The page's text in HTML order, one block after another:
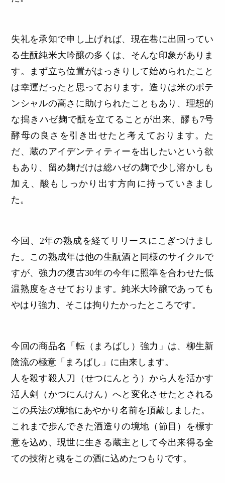
失礼を承知で申し上げれば、現在巷に出回ってい
る生酛純米大吟醸の多くは、そんな印象がありま
す。まず立ち位置がはっきりして始められたこと
は幸運だったと思っております。造りは米のポテ
ンシャルの高さに助けられたこともあり、理想的
な搗きハゼ麹で酛を立てることが出来、醪も7号
酵母の良さを引き出せたと考えております。た
だ、蔵のアイデンティティーを出したいという欲
もあり、留め麹だけは総ハゼの麹で少し溶かしも
加え、酸もしっかり出す方向に持っていきまし
た。
今回、2年の熟成を経てリリースにこぎつけまし
た。この熟成年は他の生酛酒と同様のサイクルで
すが、強力の復古30年の今年に照準を合わせた低
温熟度をさせております。純米大吟醸であっても
やはり強力、そこは拘りたかったところです。
今回の商品名「転（まろばし）強力」は、柳生新
陰流の極意「まろばし」に由来します。
人を殺す殺人刀（せつにんとう）から人を活かす
活人剣（かつにんけん）へと変化させたとされる
この兵法の境地にあやかり名前を頂戴しました。
これまで歩んできた酒造りの境地（節目）を標す
意を込め、現世に生きる蔵主として今出来得る全
ての技術と魂をこの酒に込めたつもりです。